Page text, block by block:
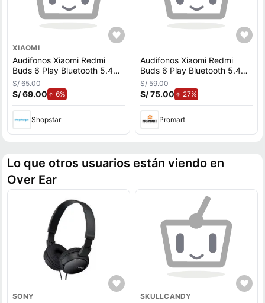
XIAOMI
Audifonos Xiaomi Redmi
Buds 6 Play Bluetooth 5.4
Azul
S/ 65.00
S/ 69.00 6%
Shopstar
Audifonos Xiaomi Redmi
Buds 6 Play Bluetooth 5.4
Azul
S/ 59.00
S/ 75.00 27%de aumento.
Promart
Lo que otros usuarios están viendo en
Over Ear
SONY SKULLCANDY